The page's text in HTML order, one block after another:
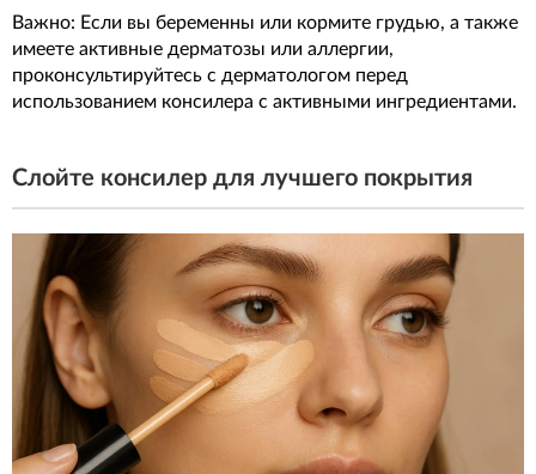
Важно: Если вы беременны или кормите грудью, а также
имеете активные дерматозы или аллергии,
проконсультируйтесь с дерматологом перед
использованием консилера с активными ингредиентами.
Слойте консилер для лучшего покрытия